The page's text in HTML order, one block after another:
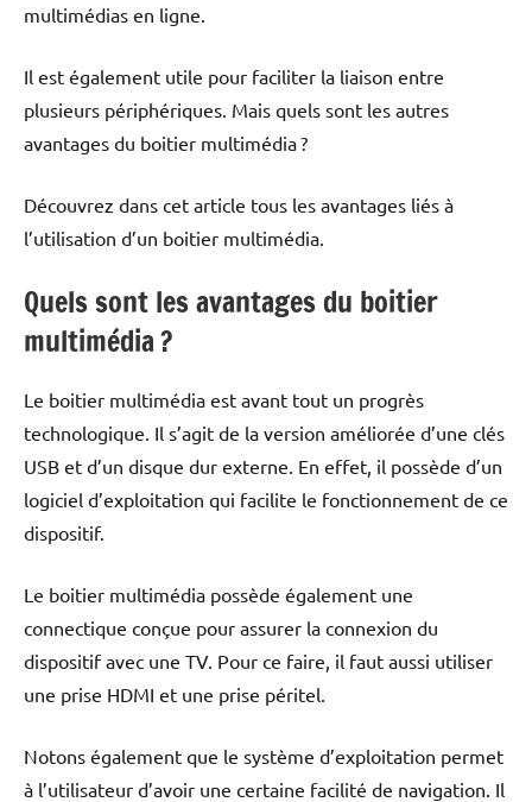
multimédias en ligne.
Il est également utile pour faciliter la liaison entre
plusieurs périphériques. Mais quels sont les autres
avantages du boitier multimédia ?
Découvrez dans cet article tous les avantages liés à
l’utilisation d’un boitier multimédia.
Quels sont les avantages du boitier
multimédia ?
Le boitier multimédia est avant tout un progrès
technologique. Il s’agit de la version améliorée d’une clés
USB et d’un disque dur externe. En effet, il possède d’un
logiciel d’exploitation qui facilite le fonctionnement de ce
dispositif.
Le boitier multimédia possède également une
connectique conçue pour assurer la connexion du
dispositif avec une TV. Pour ce faire, il faut aussi utiliser
une prise HDMI et une prise péritel.
Notons également que le système d’exploitation permet
à l’utilisateur d’avoir une certaine facilité de navigation. Il